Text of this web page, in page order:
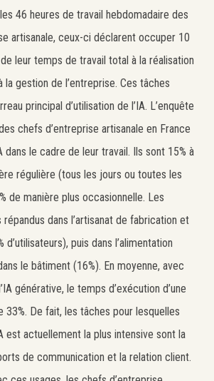
46 heures de travail hebdomadaire des
artisanale, ceux-ci déclarent occuper 10
leur temps de travail total à la réalisation
la gestion de l’entreprise. Ces tâches
principal d’utilisation de l’IA. L’enquête
chefs d’entreprise artisanale en France
dans le cadre de leur travail. Ils sont 15% à
régulière (tous les jours ou toutes les
de manière plus occasionnelle. Les
dans l’artisanat de fabrication et
puis dans l’alimentation
le bâtiment (16%). En moyenne, avec
générative, le temps d’exécution d’une
33%. De fait, les tâches pour lesquelles
est actuellement la plus intensive sont la
de communication et la relation client.